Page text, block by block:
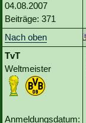
04.08.2007
Beiträge: 371
Nach oben
TvT
Weltmeister
Anmeldungsdatum: